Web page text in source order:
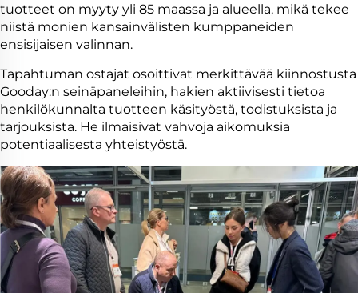
tuotteet on myyty yli 85 maassa ja alueella, mikä tekee
niistä monien kansainvälisten kumppaneiden
ensisijaisen valinnan.
Tapahtuman ostajat osoittivat merkittävää kiinnostusta
Gooday:n seinäpaneleihin, hakien aktiivisesti tietoa
henkilökunnalta tuotteen käsityöstä, todistuksista ja
tarjouksista. He ilmaisivat vahvoja aikomuksia
potentiaalisesta yhteistyöstä.